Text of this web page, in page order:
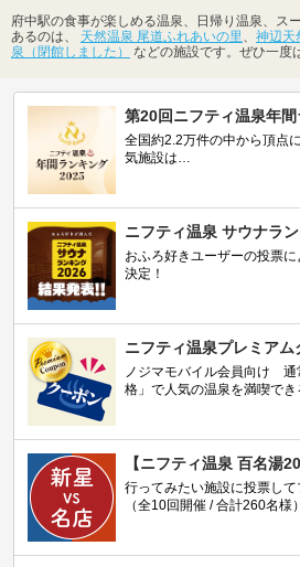
府中駅の食事が楽しめる温泉、日帰り温泉、ス
あるのは、 天然温泉 尾道ふれあいの里 神辺天
泉（閉館しました）
などの施設です。ぜひ一度
第20回ニフティ温泉年
全国約2.2万件の中から頂点
気施設は…
ニフティ温泉 サウナラ
おふろ好きユーザーの投票
決定！
ニフティ温泉プレミアム
ノジマモバイル会員向け 通
格」で人気の温泉を満喫でき
【ニフティ温泉 百名湯
行ってみたい施設に投票して
（全10回開催 / 合計260名様）